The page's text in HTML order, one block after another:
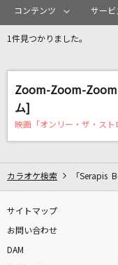
リアルタ
輝く月のように
Superfly
ここにはないもの
乃木坂46
[プロオケ]千の風
秋川雅史
コンテンツ サービ
1件見つかりました。
Zoom-Zoom-Zoom
ム]
映画「オンリー・ザ・ス
カラオケ検索 「Serapis
サイトマップ
お問い合わせ
DAM